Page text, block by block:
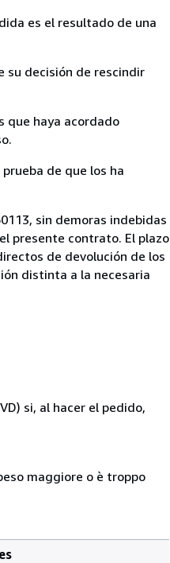
es el resultado de una
su decisión de rescindir
que haya acordado
de que los ha
sin demoras indebidas
presente contrato. El plazo
de devolución de los
distinta a la necesaria
si, al hacer el pedido,
maggiore o è troppo